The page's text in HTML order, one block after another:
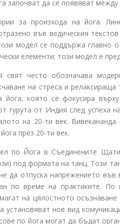
започват да се появяват
за произхода на йога.
във ведическия
модел се поддържа главно
елементи; този модел е
свят често обозначава
на стреса и
йога, която се фокусира
гурута от Индия след успеха
на 20-ти век.
през 20-ти век.
по Йога в Съединените
под формата на танц. Този
да отпуска напрежението
по време на практиките.
на цялостното
установяват нов вид
по йога могат да бъдат